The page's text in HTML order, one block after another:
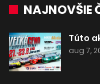
NAJNOVŠIE
Túto
aug 7,